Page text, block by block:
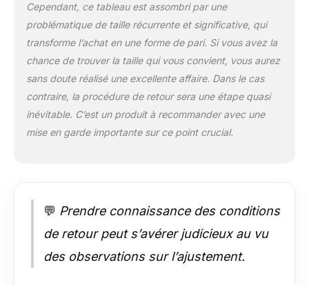
Cependant, ce tableau est assombri par une
problématique de taille récurrente et significative, qui
transforme l’achat en une forme de pari. Si vous avez la
chance de trouver la taille qui vous convient, vous aurez
sans doute réalisé une excellente affaire. Dans le cas
contraire, la procédure de retour sera une étape quasi
inévitable. C’est un produit à recommander avec une
mise en garde importante sur ce point crucial.
💬 Prendre connaissance des conditions
de retour peut s’avérer judicieux au vu
des observations sur l’ajustement.